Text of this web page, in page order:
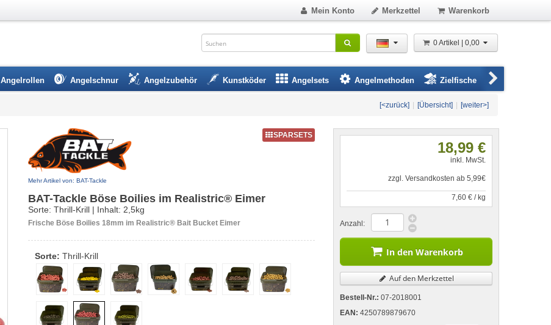
Mein Konto Merkzettel Warenkorb
0 Artikel | 0,00
Angelrollen Angelschnur Angelzubehör Kunstköder Angelsets Angelmethoden Zielfische
[<zurück] [Übersicht] [weiter>]
Mehr Artikel von: BAT-Tackle
SPARSETS
BAT-Tackle Böse Boilies im Realistric® Eimer
Sorte: Thrill-Krill | Inhalt: 2,5kg
Frische Böse Boilies 18mm im Realistric® Bait Bucket Eimer
Sorte: Thrill-Krill
18,99 €
inkl. MwSt.
zzgl. Versandkosten ab 5,99€
7,60 € / kg
Anzahl:
In den Warenkorb
Auf den Merkzettel
Bestell-Nr.: 07-2018001
EAN: 4250789879670